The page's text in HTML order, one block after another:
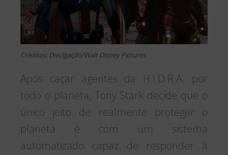
Créditos: Divulgação/Walt Disney Pictures
Após caçar agentes da H.I.D.R.A. por
todo o planeta, Tony Stark decide que o
único jeito de realmente proteger o
planeta é com um sistema
automatizado capaz de responder à